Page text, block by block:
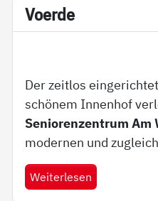
Vo­er­de
Der zeitlos
schönem Innenhof
Seniorenzentrum Am
modernen und
Weiterlesen